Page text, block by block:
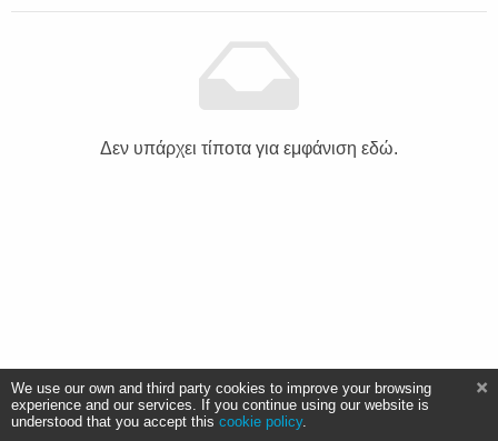
Δεν υπάρχει τίποτα για εμφάνιση εδώ.
We use our own and third party cookies to improve your browsing
experience and our services. If you continue using our website is
understood that you accept this cookie policy.